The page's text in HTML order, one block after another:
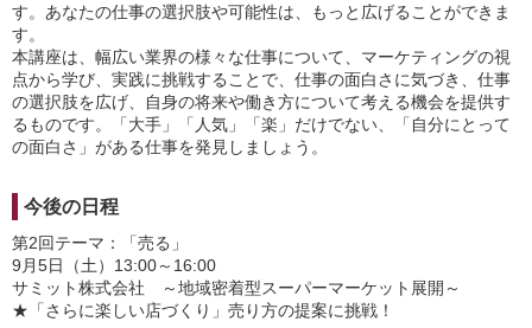
す。あなたの仕事の選択肢や可能性は、もっと広げることができま
す。
本講座は、幅広い業界の様々な仕事について、マーケティングの視
点から学び、実践に挑戦することで、仕事の面白さに気づき、仕事
の選択肢を広げ、自身の将来や働き方について考える機会を提供す
るものです。「大手」「人気」「楽」だけでない、「自分にとって
の面白さ」がある仕事を発見しましょう。
今後の日程
第2回テーマ：「売る」
9月5日（土）13:00～16:00
サミット株式会社 ～地域密着型スーパーマーケット展開～
★「さらに楽しい店づくり」売り方の提案に挑戦！